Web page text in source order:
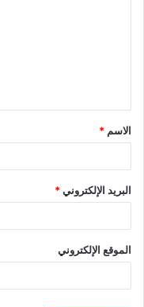
ق
*
الاسم *
البريد الإلكتروني*
الموقع الإلكتروني